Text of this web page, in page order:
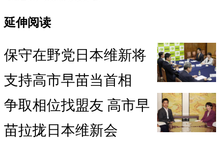
延伸阅读
保守在野党日本维新将
支持高市早苗当首相
争取相位找盟友 高市早
苗拉拢日本维新会